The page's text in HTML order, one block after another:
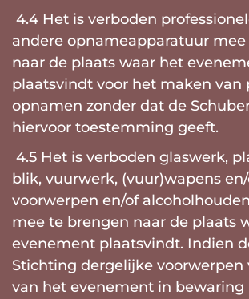
4.4 Het is verboden
andere opnameapparatuur
naar de plaats waar het
plaatsvindt voor het maken van
opnamen zonder dat de
hiervoor toestemming geeft.
4.5 Het is verboden glaswerk,
blik, vuurwerk, (vuur)wapens
voorwerpen en/of
mee te brengen naar de plaats
evenement plaatsvindt. Indien
Stichting dergelijke voorwerpen
van het evenement in bewaring